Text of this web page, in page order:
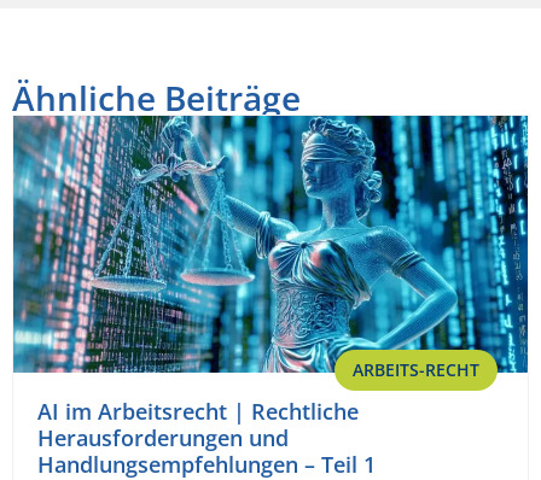
Ähnliche Beiträge
ARBEITS-RECHT
AI im Arbeitsrecht | Rechtliche
Herausforderungen und
Handlungsempfehlungen – Teil 1